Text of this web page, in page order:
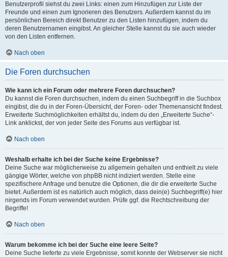
Benutzerprofil siehst du zwei Links: einen zum Hinzufügen zur Liste der
Freunde und einen zum Ignorieren des Benutzers. Außerdem kannst du im
persönlichen Bereich direkt Benutzer zu den Listen hinzufügen, indem du
deren Benutzernamen eingibst. An gleicher Stelle kannst du sie auch wieder
von den Listen entfernen.
Nach oben
Die Foren durchsuchen
Wie kann ich ein Forum oder mehrere Foren durchsuchen?
Du kannst die Foren durchsuchen, indem du einen Suchbegriff in die Suchbox
eingibst, die du in der Foren-Übersicht, der Foren- oder Themenansicht findest.
Erweiterte Suchmöglichkeiten erhältst du, indem du den „Erweiterte Suche“-
Link anklickst, der von jeder Seite des Forums aus verfügbar ist.
Nach oben
Weshalb erhalte ich bei der Suche keine Ergebnisse?
Deine Suche war möglicherweise zu allgemein gehalten und enthielt zu viele
gängige Wörter, welche von phpBB nicht indiziert werden. Stelle eine
spezifischere Anfrage und benutze die Optionen, die dir die erweiterte Suche
bietet. Außerdem ist es natürlich auch möglich, dass dein(e) Suchbegriff(e) hier
nirgends im Forum verwendet wurden. Prüfe ggf. die Rechtschreibung der
Begriffe!
Nach oben
Warum bekomme ich bei der Suche eine leere Seite?
Deine Suche lieferte zu viele Ergebnisse, somit konnte der Webserver sie nicht